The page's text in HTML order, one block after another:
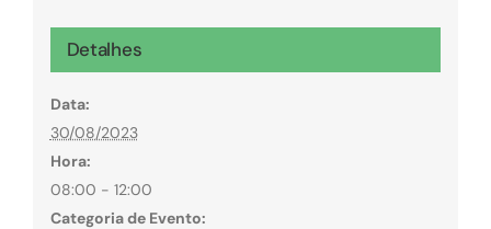
Detalhes
Data:
30/08/2023
Hora:
08:00 - 12:00
Categoria de Evento: